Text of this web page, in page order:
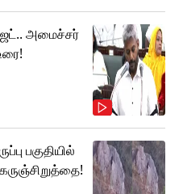
அமைச்சர்
பகுதியில்
கருஞ்சிறுத்தை!